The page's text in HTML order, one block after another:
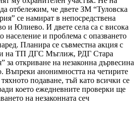
отбележим, че двете ЗМ “Туловска
се намират в непосредствена
и Юлиево. И двете села са с висока
население и проблема с опазването
Планира се съвместна акция с
на ТП ДГС Мъглиж, РДГ Стара
за откриване на незаконна дървесина
Въпреки анонимността на четирите
подаване, тъй като всички се
което ежедневните проверки ще
на незаконната сеч